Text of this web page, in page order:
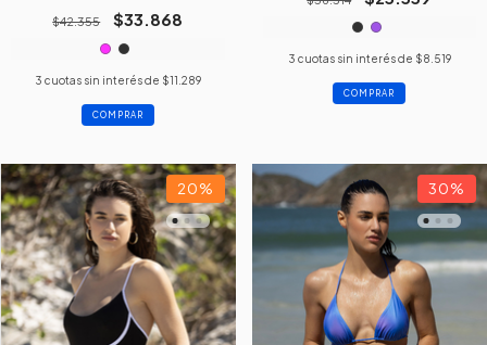
$42.355 $33.868
3 cuotas sin interés de $11.289
COMPRAR
3 cuotas sin interés de $8.519
COMPRAR
20% 30%